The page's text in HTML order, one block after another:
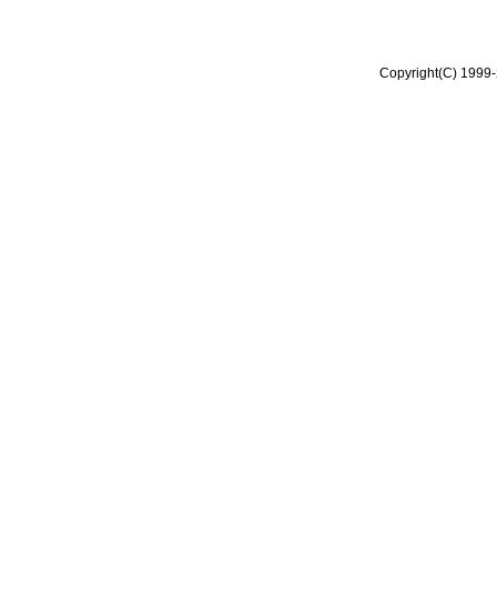
Copyright(C)